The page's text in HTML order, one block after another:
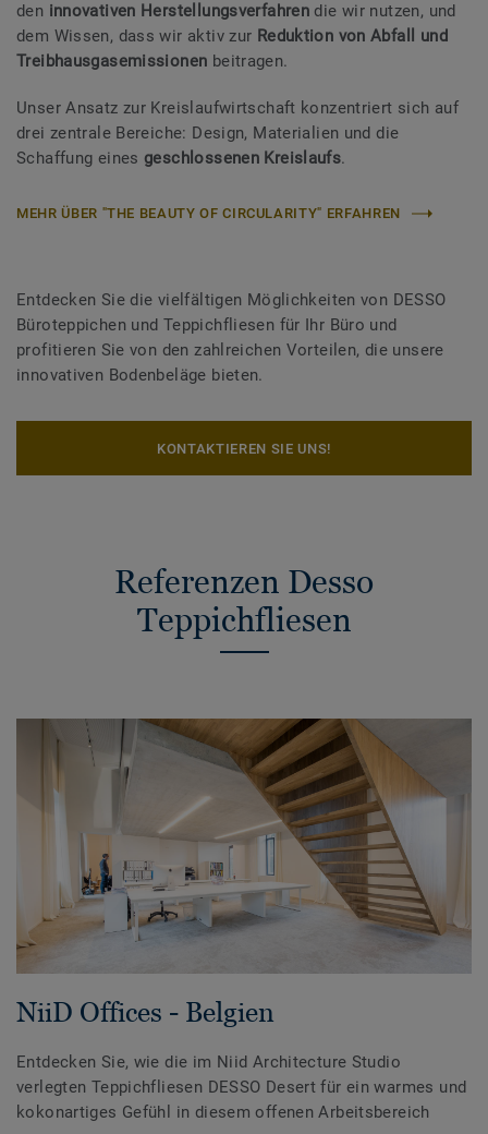
den innovativen Herstellungsverfahren die wir nutzen, und
dem Wissen, dass wir aktiv zur Reduktion von Abfall und
Treibhausgasemissionen beitragen.
Unser Ansatz zur Kreislaufwirtschaft konzentriert sich auf
drei zentrale Bereiche: Design, Materialien und die
Schaffung eines geschlossenen Kreislaufs.
MEHR ÜBER "THE BEAUTY OF CIRCULARITY" ERFAHREN
Entdecken Sie die vielfältigen Möglichkeiten von DESSO
Büroteppichen und Teppichfliesen für Ihr Büro und
profitieren Sie von den zahlreichen Vorteilen, die unsere
innovativen Bodenbeläge bieten.
KONTAKTIEREN SIE UNS!
Referenzen Desso
Teppichfliesen
NiiD Offices - Belgien
Entdecken Sie, wie die im Niid Architecture Studio
verlegten Teppichfliesen DESSO Desert für ein warmes und
kokonartiges Gefühl in diesem offenen Arbeitsbereich